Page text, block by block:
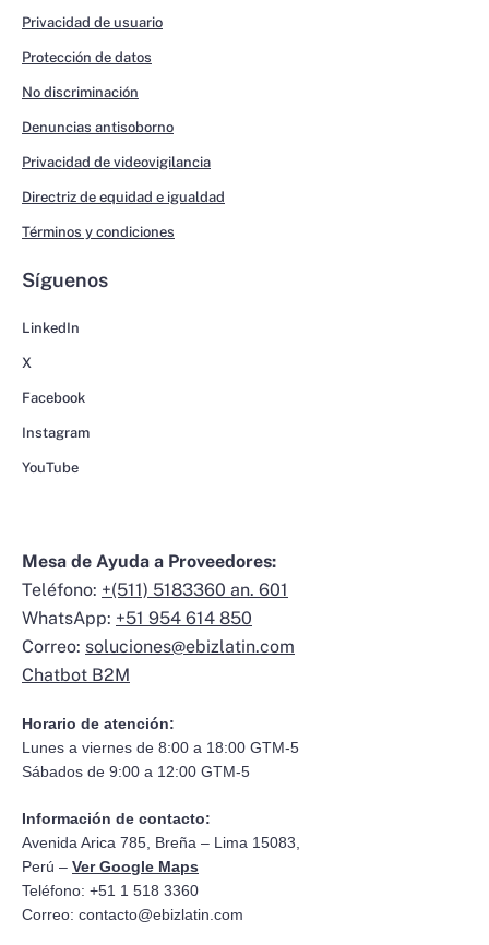
Privacidad de usuario
Protección de datos
No discriminación
Denuncias antisoborno
Privacidad de videovigilancia
Directriz de equidad e igualdad
Términos y condiciones
Síguenos
LinkedIn
X
Facebook
Instagram
YouTube
Mesa de Ayuda a Proveedores:
Teléfono: +(511) 5183360 an. 601
WhatsApp: +51 954 614 850
Correo: soluciones@ebizlatin.com
Chatbot B2M
Horario de atención:
Lunes a viernes de 8:00 a 18:00 GTM-5
Sábados de 9:00 a 12:00 GTM-5
Información de contacto:
Avenida Arica 785, Breña – Lima 15083,
Perú – Ver Google Maps
Teléfono: +51 1 518 3360
Correo: contacto@ebizlatin.com